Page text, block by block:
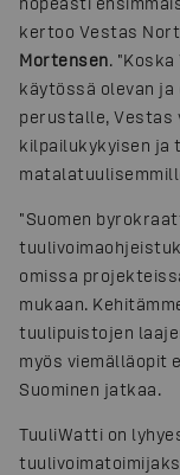
kertoo Vestas
Mortensen.
käytössä olevan
perustalle, Vestas
kilpailukykyisen ja
"Suomen
omissa
mukaan.
tuulipuistojen
myös viemälläopit
Suominen jatkaa.
TuuliWatti on